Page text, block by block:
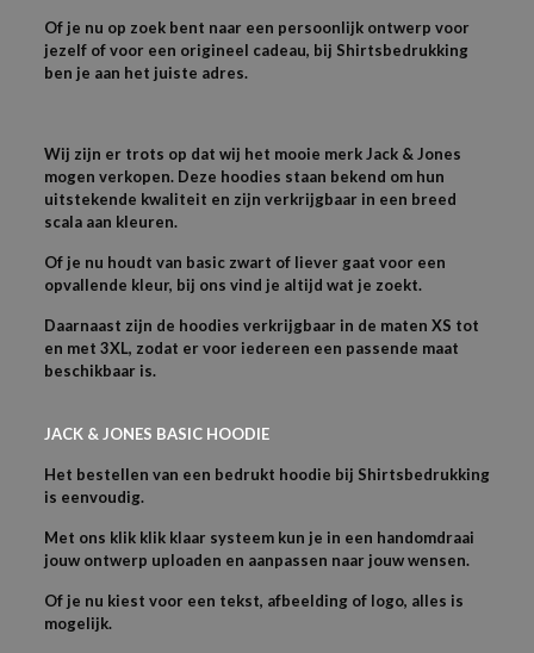
Of je nu op zoek bent naar een persoonlijk ontwerp voor
jezelf of voor een origineel cadeau, bij Shirtsbedrukking
ben je aan het juiste adres.
Wij zijn er trots op dat wij het mooie merk Jack & Jones
mogen verkopen. Deze hoodies staan bekend om hun
uitstekende kwaliteit en zijn verkrijgbaar in een breed
scala aan kleuren.
Of je nu houdt van basic zwart of liever gaat voor een
opvallende kleur, bij ons vind je altijd wat je zoekt.
Daarnaast zijn de hoodies verkrijgbaar in de maten XS tot
en met 3XL, zodat er voor iedereen een passende maat
beschikbaar is.
JACK & JONES BASIC HOODIE
Het bestellen van een bedrukt hoodie bij Shirtsbedrukking
is eenvoudig.
Met ons klik klik klaar systeem kun je in een handomdraai
jouw ontwerp uploaden en aanpassen naar jouw wensen.
Of je nu kiest voor een tekst, afbeelding of logo, alles is
mogelijk.